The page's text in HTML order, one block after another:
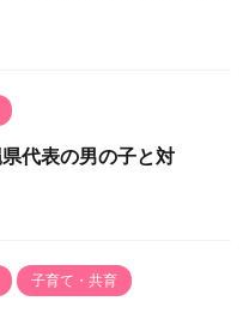
代表の男の子と対
子育て・共育